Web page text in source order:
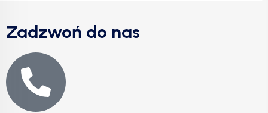
Zadzwoń do nas